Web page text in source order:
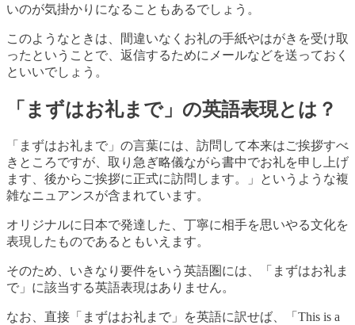
いのが気掛かりになることもあるでしょう。
このようなときは、間違いなくお礼の手紙やはがきを受け取
ったということで、返信するためにメールなどを送っておく
といいでしょう。
「まずはお礼まで」の英語表現とは？
「まずはお礼まで」の言葉には、訪問して本来はご挨拶すべ
きところですが、取り急ぎ略儀ながら書中でお礼を申し上げ
ます、後からご挨拶に正式に訪問します。」というような複
雑なニュアンスが含まれています。
オリジナルに日本で発達した、丁寧に相手を思いやる文化を
表現したものであるともいえます。
そのため、いきなり要件をいう英語圏には、「まずはお礼ま
で」に該当する英語表現はありません。
なお、直接「まずはお礼まで」を英語に訳せば、「This is a